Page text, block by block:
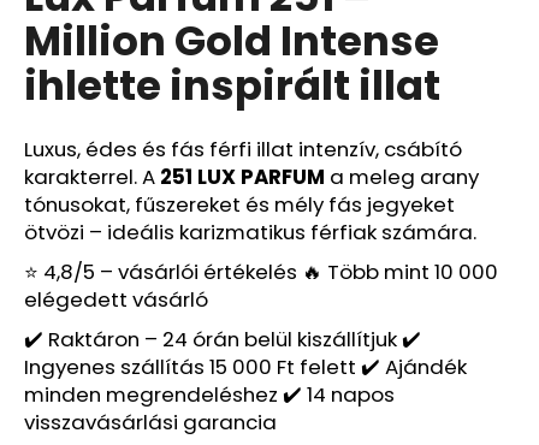
5-
ből
0,0
csillag.
Million Gold Intense
ihlette inspirált illat
Luxus, édes és fás férfi illat intenzív, csábító
karakterrel. A 251 LUX PARFUM a meleg arany
tónusokat, fűszereket és mély fás jegyeket
ötvözi – ideális karizmatikus férfiak számára.
⭐ 4,8/5 – vásárlói értékelés 🔥 Több mint 10 000
elégedett vásárló
✔️ Raktáron – 24 órán belül kiszállítjuk ✔️
Ingyenes szállítás 15 000 Ft felett ✔️ Ajándék
minden megrendeléshez ✔️ 14 napos
visszavásárlási garancia
A
j
n
l
j
u
LUX
PARFUM
086
–
CAT
DELUXE